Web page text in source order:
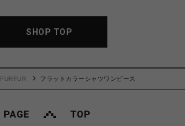
SHOP TOP
FURFUR フラットカラーシャツワンピース